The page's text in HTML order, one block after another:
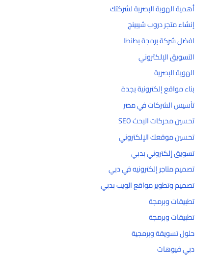
أهمية الهوية البصرية لشركتك
إنشاء متجر دروب شيبينج
افضل شركة برمجة بطنطا
التسويق الإلكتروني
الهوية البصرية
بناء مواقع إلكترونية بجدة
تأسيس الشركات في مصر
تحسين محركات البحث SEO
تحسين موقعك الإلكتروني
تسويق إلكتروني بدبي
تصميم متاجر إلكترونيه في دبي
تصميم وتطوير مواقع الويب بدبي
تطبيقات وبرمجة
تطبيقات وبرمجة
حلول تسويقة وبرمجية
دبي فيوهات